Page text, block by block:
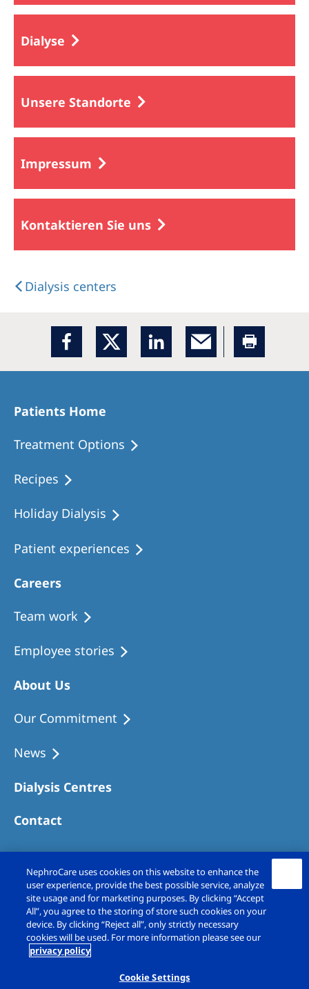
Dialyse
Unsere Standorte
Impressum
Kontaktieren Sie uns
Dialysis centers
Patients Home
Treatment Options
Recipes
Holiday Dialysis
Patient experiences
Careers
Team work
Employee stories
About Us
Our Commitment
News
Dialysis Centres
Contact
Copyright © Fresenius Medical Care (UK)
Limited 2026. All rights reserved
NephroCare uses cookies on this website to enhance the
user experience, provide the best possible service, analyze
site usage and for marketing purposes. By clicking “Accept
All”, you agree to the storing of store such cookies on your
device. By clicking “Reject all”, only strictly necessary
cookies will be used. For more information please see our
privacy policy
Cookie Settings